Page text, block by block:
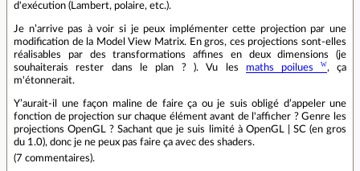
d'exécution (Lambert, polaire, etc.).
Je n’arrive pas à voir si je peux implémenter cette projection par une
modification de la Model View Matrix. En gros, ces projections sont-elles
réalisables par des transformations affines en deux dimensions (je
souhaiterais rester dans le plan ? ). Vu les maths poilues
, ça
m'étonnerait.
Y’aurait-il une façon maline de faire ça ou je suis obligé d’appeler une
fonction de projection sur chaque élément avant de l'afficher ? Genre les
projections OpenGL ? Sachant que je suis limité à OpenGL | SC (en gros
du 1.0), donc je ne peux pas faire ça avec des shaders.
(7 commentaires).